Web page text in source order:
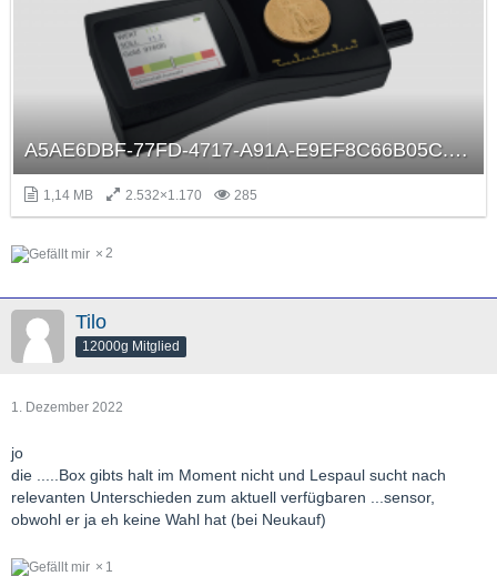
A5AE6DBF-77FD-4717-A91A-E9EF8C66B05C.png
1,14 MB 2.532×1.170 285
2
Tilo
12000g Mitglied
1. Dezember 2022
jo
die .....Box gibts halt im Moment nicht und Lespaul sucht nach
relevanten Unterschieden zum aktuell verfügbaren ...sensor,
obwohl er ja eh keine Wahl hat (bei Neukauf)
1